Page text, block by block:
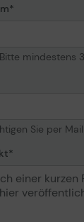
Bitte mindestens
Sie per